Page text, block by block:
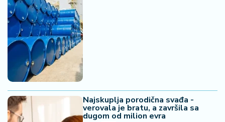
Najskuplja porodična svađa -
verovala je bratu, a završila sa
dugom od milion evra